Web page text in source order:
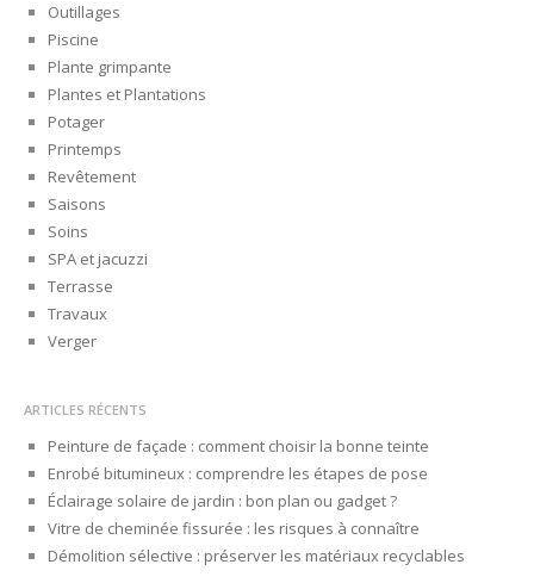
Outillages
Piscine
Plante grimpante
Plantes et Plantations
Potager
Printemps
Revêtement
Saisons
Soins
SPA et jacuzzi
Terrasse
Travaux
Verger
ARTICLES RÉCENTS
Peinture de façade : comment choisir la bonne teinte
Enrobé bitumineux : comprendre les étapes de pose
Éclairage solaire de jardin : bon plan ou gadget ?
Vitre de cheminée fissurée : les risques à connaître
Démolition sélective : préserver les matériaux recyclables